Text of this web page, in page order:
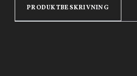
PRODUKTBESKRIVNING